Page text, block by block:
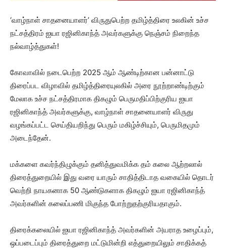
‘வாழ்நாள் சாதனையாளர்’ விருதுபெற்ற தமிழ்த்திரை உலகின் உச்ச
நட்சத்திரம் ஐயா ரஜினிகாந்த் அவர்களுக்கு நெஞ்சம் நிறைந்த
நல்வாழ்த்துகள்!
கோவாவில் நடைபெற்ற 2025 ஆம் ஆண்டிற்கான பன்னாட்டு
திரைப்பட விழாவில் தமிழ்த்திரையுலகில் அரை நூற்றாண்டிற்கும்
மேலாக உச்ச நட்சத்திரமாக திகழும் பெருமதிப்பிற்குரிய ஐயா
ரஜினிகாந்த் அவர்களுக்கு, வாழ்நாள் சாதனையாளர் விருது
வழங்கப்பட்ட செய்தியறிந்து பெரும் மகிழ்ச்சியும், பெருமிதமும்
அடைந்தேன்.
மக்களை கவர்ந்திழுக்கும் தனித்துவமிக்க தம் கலை ஆற்றலால்
திரைத்துறையில் இது வரை யாரும் சாதித்திடாத வகையில் தொடர்
வெற்றி நாயகனாக 50 ஆண்டுகளாக திகழும் ஐயா ரஜினிகாந்த்
அவர்களின் கலைப்பணி மிகுந்த போற்றுதற்குரியதாகும்.
திரைக்கலையில் ஐயா ரஜினிகாந்த் அவர்களின் அயராத உழைப்பும்,
ஒப்படைப்பும் திரைத்துறை மட்டுமின்றி எத்துறையிலும் சாதிக்கத்